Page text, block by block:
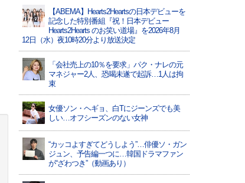
【ABEMA】Hearts2Heartsの日本デビューを
記念した特別番組『祝！日本デビュー
Hearts2Hearts のお笑い道場』を2026年8月
12日（水）夜10時20分より放送決定
「会社売上の10％を要求」パク・ナレの元
マネジャー2人、恐喝未遂で起訴…1人は拘
束
女優ソン・ヘギョ、白Tにジーンズでも美
しい…オフシーズンのない女神
“カッコよすぎてどうしよう”…俳優ソ・ガン
ジュン、予告編一つに…韓国ドラマファン
が“ざわつき”（動画あり）